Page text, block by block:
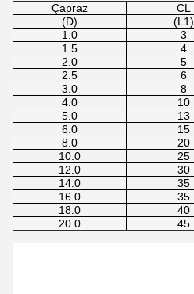
Çapraz CL
(D)
(L1)
1.0
3
1.5
4
2.0
5
2.5
6
3.0
8
4.0
10
5.0
13
6.0
15
8.0
20
10.0
25
12.0
30
14.0
35
16.0
35
18.0
40
20.0
45